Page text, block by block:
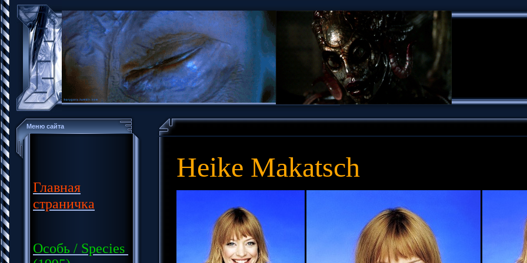
Меню сайта
Главная
страничка
Особь / Species
Heike Makatsch